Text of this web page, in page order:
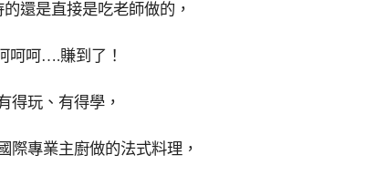
還是直接是吃老師做的，
呵呵….賺到了！
得玩、有得學，
際專業主廚做的法式料理，